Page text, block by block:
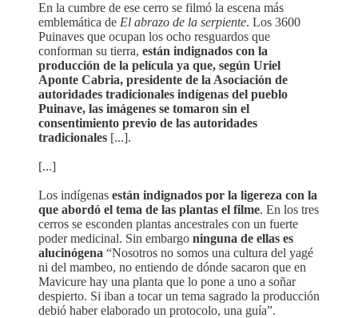
En la cumbre de ese cerro se filmó la escena más
emblemática de El abrazo de la serpiente. Los 3600
Puinaves que ocupan los ocho resguardos que
conforman su tierra, están indignados con la
producción de la película ya que, según Uriel
Aponte Cabria, presidente de la Asociación de
autoridades tradicionales indígenas del pueblo
Puinave, las imágenes se tomaron sin el
consentimiento previo de las autoridades
tradicionales [...].
[...]
Los indígenas están indignados por la ligereza con la
que abordó el tema de las plantas el filme. En los tres
cerros se esconden plantas ancestrales con un fuerte
poder medicinal. Sin embargo ninguna de ellas es
alucinógena “Nosotros no somos una cultura del yagé
ni del mambeo, no entiendo de dónde sacaron que en
Mavicure hay una planta que lo pone a uno a soñar
despierto. Si iban a tocar un tema sagrado la producción
debió haber elaborado un protocolo, una guía”.